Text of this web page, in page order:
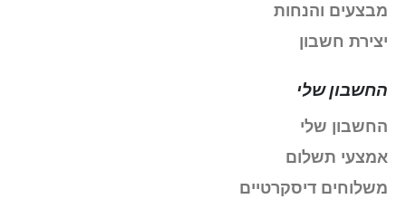
מבצעים והנחות
יצירת חשבון
החשבון שלי
החשבון שלי
אמצעי תשלום
משלוחים דיסקרטיים